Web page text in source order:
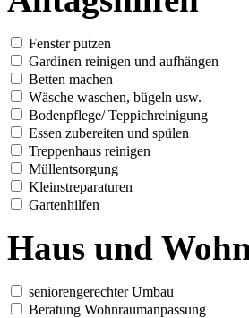
Fenster putzen
Gardinen reinigen und aufhängen
Betten machen
Wäsche waschen, bügeln usw.
Bodenpflege/ Teppichreinigung
Essen zubereiten und spülen
Treppenhaus reinigen
Müllentsorgung
Kleinstreparaturen
Gartenhilfen
Haus und
seniorengerechter Umbau
Beratung Wohnraumanpassung